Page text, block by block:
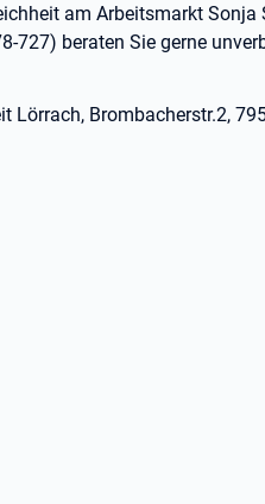
am Arbeitsmarkt
727) beraten Sie gerne
Lörrach, Brombacherstr.2,